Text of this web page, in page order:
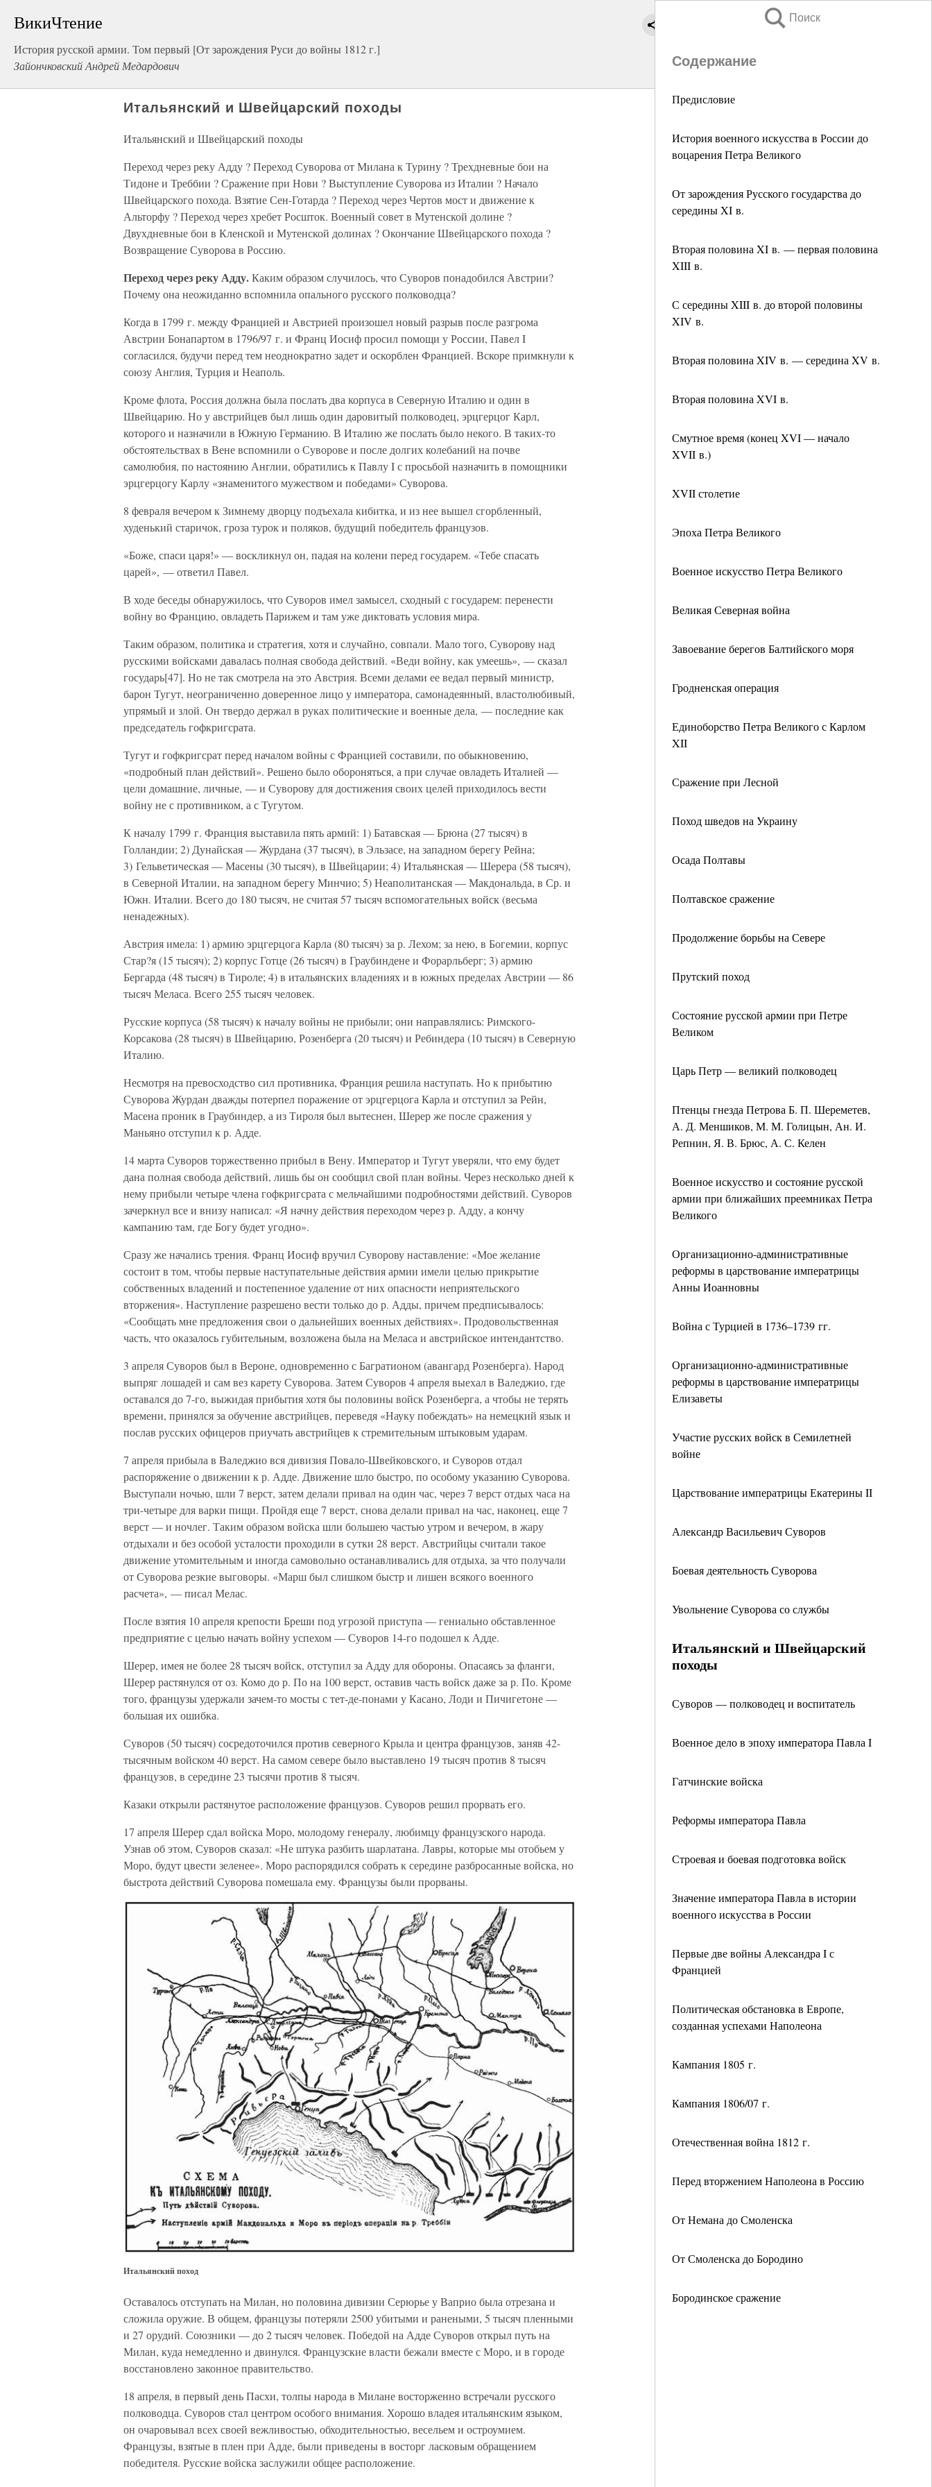
ВикиЧтение
История русской армии. Том первый [От зарождения Руси до войны 1812 г.]
Зайончковский Андрей Медардович
Поиск
Содержание
Предисловие
История военного искусства в России до
воцарения Петра Великого
От зарождения Русского государства до
середины XI в.
Вторая половина XI в. — первая половина
XIII в.
С середины XIII в. до второй половины
XIV в.
Вторая половина XIV в. — середина XV в.
Вторая половина XVI в.
Смутное время (конец XVI — начало
XVII в.)
XVII столетие
Эпоха Петра Великого
Военное искусство Петра Великого
Великая Северная война
Завоевание берегов Балтийского моря
Гродненская операция
Единоборство Петра Великого с Карлом
XII
Сражение при Лесной
Поход шведов на Украину
Осада Полтавы
Полтавское сражение
Продолжение борьбы на Севере
Прутский поход
Состояние русской армии при Петре
Великом
Царь Петр — великий полководец
Птенцы гнезда Петрова Б. П. Шереметев,
А. Д. Меншиков, М. М. Голицын, Ан. И.
Репнин, Я. В. Брюс, А. С. Келен
Военное искусство и состояние русской
армии при ближайших преемниках Петра
Великого
Организационно-административные
реформы в царствование императрицы
Анны Иоанновны
Война с Турцией в 1736–1739 гг.
Организационно-административные
реформы в царствование императрицы
Елизаветы
Участие русских войск в Семилетней
войне
Царствование императрицы Екатерины II
Александр Васильевич Суворов
Боевая деятельность Суворова
Увольнение Суворова со службы
Итальянский и Швейцарский
походы
Суворов — полководец и воспитатель
Военное дело в эпоху императора Павла I
Гатчинские войска
Реформы императора Павла
Строевая и боевая подготовка войск
Значение императора Павла в истории
военного искусства в России
Первые две войны Александра I с
Францией
Политическая обстановка в Европе,
созданная успехами Наполеона
Кампания 1805 г.
Кампания 1806/07 г.
Отечественная война 1812 г.
Перед вторжением Наполеона в Россию
От Немана до Смоленска
От Смоленска до Бородино
Бородинское сражение
Итальянский и Швейцарский походы
Итальянский и Швейцарский походы
Переход через реку Адду ? Переход Суворова от Милана к Турину ? Трехдневные бои на
Тидоне и Треббии ? Сражение при Нови ? Выступление Суворова из Италии ? Начало
Швейцарского похода. Взятие Сен-Готарда ? Переход через Чертов мост и движение к
Альторфу ? Переход через хребет Росшток. Военный совет в Мутенской долине ?
Двухдневные бои в Кленской и Мутенской долинах ? Окончание Швейцарского похода ?
Возвращение Суворова в Россию.
Переход через реку Адду.Каким образом случилось, что Суворов понадобился Австрии?
Почему она неожиданно вспомнила опального русского полководца?
Когда в 1799 г. между Францией и Австрией произошел новый разрыв после разгрома
Австрии Бонапартом в 1796/97 г. и Франц Иосиф просил помощи у России, Павел I
согласился, будучи перед тем неоднократно задет и оскорблен Францией. Вскоре примкнули к
союзу Англия, Турция и Неаполь.
Кроме флота, Россия должна была послать два корпуса в Северную Италию и один в
Швейцарию. Но у австрийцев был лишь один даровитый полководец, эрцгерцог Карл,
которого и назначили в Южную Германию. В Италию же послать было некого. В таких-то
обстоятельствах в Вене вспомнили о Суворове и после долгих колебаний на почве
самолюбия, по настоянию Англии, обратились к Павлу I с просьбой назначить в помощники
эрцгерцогу Карлу «знаменитого мужеством и победами» Суворова.
8 февраля вечером к Зимнему дворцу подъехала кибитка, и из нее вышел сгорбленный,
худенький старичок, гроза турок и поляков, будущий победитель французов.
«Боже, спаси царя!» — воскликнул он, падая на колени перед государем. «Тебе спасать
царей», — ответил Павел.
В ходе беседы обнаружилось, что Суворов имел замысел, сходный с государем: перенести
войну во Францию, овладеть Парижем и там уже диктовать условия мира.
Таким образом, политика и стратегия, хотя и случайно, совпали. Мало того, Суворову над
русскими войсками давалась полная свобода действий. «Веди войну, как умеешь», — сказал
государь[47]. Но не так смотрела на это Австрия. Всеми делами ее ведал первый министр,
барон Тугут, неограниченно доверенное лицо у императора, самонадеянный, властолюбивый,
упрямый и злой. Он твердо держал в руках политические и военные дела, — последние как
председатель гофкригсрата.
Тугут и гофкригсрат перед началом войны с Францией составили, по обыкновению,
«подробный план действий». Решено было обороняться, а при случае овладеть Италией —
цели домашние, личные, — и Суворову для достижения своих целей приходилось вести
войну не с противником, а с Тугутом.
К началу 1799 г. Франция выставила пять армий: 1) Батавская — Брюна (27 тысяч) в
Голландии; 2) Дунайская — Журдана (37 тысяч), в Эльзасе, на западном берегу Рейна;
3) Гельветическая — Масены (30 тысяч), в Швейцарии; 4) Итальянская — Шерера (58 тысяч),
в Северной Италии, на западном берегу Минчио; 5) Неаполитанская — Макдональда, в Ср. и
Южн. Италии. Всего до 180 тысяч, не считая 57 тысяч вспомогательных войск (весьма
ненадежных).
Австрия имела: 1) армию эрцгерцога Карла (80 тысяч) за р. Лехом; за нею, в Богемии, корпус
Стар?я (15 тысяч); 2) корпус Готце (26 тысяч) в Граубиндене и Форарльберг; 3) армию
Бергарда (48 тысяч) в Тироле; 4) в итальянских владениях и в южных пределах Австрии — 86
тысяч Меласа. Всего 255 тысяч человек.
Русские корпуса (58 тысяч) к началу войны не прибыли; они направлялись: Римского-
Корсакова (28 тысяч) в Швейцарию, Розенберга (20 тысяч) и Ребиндера (10 тысяч) в Северную
Италию.
Несмотря на превосходство сил противника, Франция решила наступать. Но к прибытию
Суворова Журдан дважды потерпел поражение от эрцгерцога Карла и отступил за Рейн,
Масена проник в Граубиндер, а из Тироля был вытеснен, Шерер же после сражения у
Маньяно отступил к р. Адде.
14 марта Суворов торжественно прибыл в Вену. Император и Тугут уверяли, что ему будет
дана полная свобода действий, лишь бы он сообщил свой план войны. Через несколько дней к
нему прибыли четыре члена гофкригсрата с мельчайшими подробностями действий. Суворов
зачеркнул все и внизу написал: «Я начну действия переходом через р. Адду, а кончу
кампанию там, где Богу будет угодно».
Сразу же начались трения. Франц Иосиф вручил Суворову наставление: «Мое желание
состоит в том, чтобы первые наступательные действия армии имели целью прикрытие
собственных владений и постепенное удаление от них опасности неприятельского
вторжения». Наступление разрешено вести только до р. Адды, причем предписывалось:
«Сообщать мне предложения свои о дальнейших военных действиях». Продовольственная
часть, что оказалось губительным, возложена была на Меласа и австрийское интендантство.
3 апреля Суворов был в Вероне, одновременно с Багратионом (авангард Розенберга). Народ
выпряг лошадей и сам вез карету Суворова. Затем Суворов 4 апреля выехал в Валеджио, где
оставался до 7-го, выжидая прибытия хотя бы половины войск Розенберга, а чтобы не терять
времени, принялся за обучение австрийцев, переведя «Науку побеждать» на немецкий язык и
послав русских офицеров приучать австрийцев к стремительным штыковым ударам.
7 апреля прибыла в Валеджио вся дивизия Повало-Швейковского, и Суворов отдал
распоряжение о движении к р. Адде. Движение шло быстро, по особому указанию Суворова.
Выступали ночью, шли 7 верст, затем делали привал на один час, через 7 верст отдых часа на
три-четыре для варки пищи. Пройдя еще 7 верст, снова делали привал на час, наконец, еще 7
верст — и ночлег. Таким образом войска шли большею частью утром и вечером, в жару
отдыхали и без особой усталости проходили в сутки 28 верст. Австрийцы считали такое
движение утомительным и иногда самовольно останавливались для отдыха, за что получали
от Суворова резкие выговоры. «Марш был слишком быстр и лишен всякого военного
расчета», — писал Мелас.
После взятия 10 апреля крепости Бреши под угрозой приступа — гениально обставленное
предприятие с целью начать войну успехом — Суворов 14-го подошел к Адде.
Шерер, имея не более 28 тысяч войск, отступил за Адду для обороны. Опасаясь за фланги,
Шерер растянулся от оз. Комо до р. По на 100 верст, оставив часть войск даже за р. По. Кроме
того, французы удержали зачем-то мосты с тет-де-понами у Касано, Лоди и Пичигетоне —
большая их ошибка.
Суворов (50 тысяч) сосредоточился против северного Крыла и центра французов, заняв 42-
тысячным войском 40 верст. На самом севере было выставлено 19 тысяч против 8 тысяч
французов, в середине 23 тысячи против 8 тысяч.
Казаки открыли растянутое расположение французов. Суворов решил прорвать его.
17 апреля Шерер сдал войска Моро, молодому генералу, любимцу французского народа.
Узнав об этом, Суворов сказал: «Не штука разбить шарлатана. Лавры, которые мы отобьем у
Моро, будут цвести зеленее». Моро распорядился собрать к середине разбросанные войска, но
быстрота действий Суворова помешала ему. Французы были прорваны.
Итальянский поход
Оставалось отступать на Милан, но половина дивизии Серюрье у Ваприо была отрезана и
сложила оружие. В общем, французы потеряли 2500 убитыми и ранеными, 5 тысяч пленными
и 27 орудий. Союзники — до 2 тысяч человек. Победой на Адде Суворов открыл путь на
Милан, куда немедленно и двинулся. Французские власти бежали вместе с Моро, и в городе
восстановлено законное правительство.
18 апреля, в первый день Пасхи, толпы народа в Милане восторженно встречали русского
полководца. Суворов стал центром особого внимания. Хорошо владея итальянским языком,
он очаровывал всех своей вежливостью, обходительностью, весельем и остроумием.
Французы, взятые в плен при Адде, были приведены в восторг ласковым обращением
победителя. Русские войска заслужили общее расположение.